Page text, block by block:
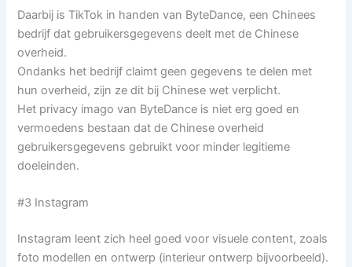
Daarbij is TikTok in handen van ByteDance, een Chinees
bedrijf dat gebruikersgegevens deelt met de Chinese
overheid.
Ondanks het bedrijf claimt geen gegevens te delen met
hun overheid, zijn ze dit bij Chinese wet verplicht.
Het privacy imago van ByteDance is niet erg goed en
vermoedens bestaan dat de Chinese overheid
gebruikersgegevens gebruikt voor minder legitieme
doeleinden.
#3 Instagram
Instagram leent zich heel goed voor visuele content, zoals
foto modellen en ontwerp (interieur ontwerp bijvoorbeeld).